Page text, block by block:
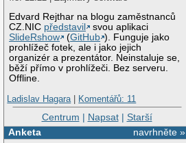
Edvard Rejthar na blogu zaměstnanců
CZ.NIC představil
svou aplikaci
SlideRshow
(GitHub ). Funguje jako
prohlížeč fotek, ale i jako jejich
organizér a prezentátor. Neinstaluje se,
běží přímo v prohlížeči. Bez serveru.
Offline.
Ladislav Hagara| Komentářů: 11
Centrum | Napsat| Starší
navrhněte »
Anketa